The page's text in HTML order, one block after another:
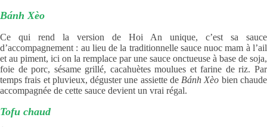
Bánh Xèo
Ce qui rend la version de Hoi An unique, c’est sa sauce
d’accompagnement : au lieu de la traditionnelle sauce nuoc mam à l’ail
et au piment, ici on la remplace par une sauce onctueuse à base de soja,
foie de porc, sésame grillé, cacahuètes moulues et farine de riz. Par
temps frais et pluvieux, déguster une assiette de Bánh Xèo bien chaude
accompagnée de cette sauce devient un vrai régal.
Tofu chaud